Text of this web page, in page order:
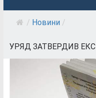
/ Новини /
УРЯД ЗАТВЕРДИВ